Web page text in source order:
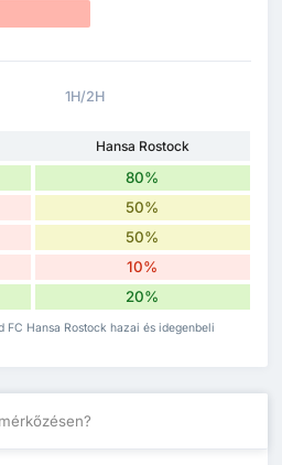
1H/2H
Hansa Rostock
80%
50%
50%
10%
20%
Hansa Rostock hazai és idegenbeli